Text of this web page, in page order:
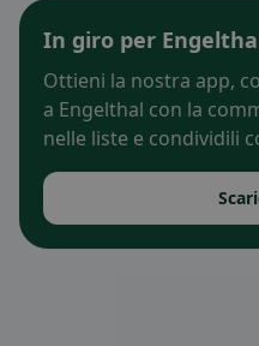
In giro per
Ottieni la nostra app,
a Engelthal con la
nelle liste e condividili